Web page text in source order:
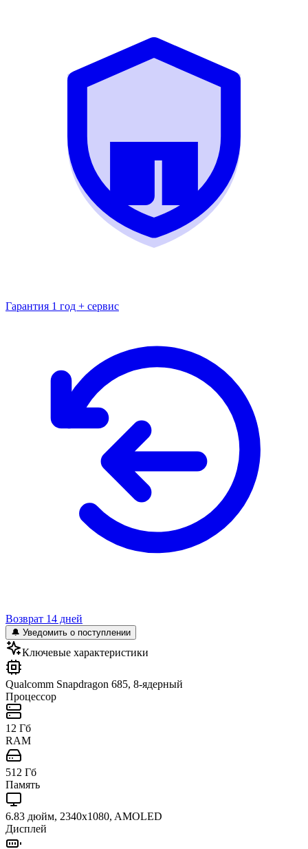
Гарантия 1 год + сервис
Возврат 14 дней
🔔 Уведомить о поступлении
Ключевые характеристики
Qualcomm Snapdragon 685, 8-ядерный
Процессор
12 Гб
RAM
512 Гб
Память
6.83 дюйм, 2340x1080, AMOLED
Дисплей